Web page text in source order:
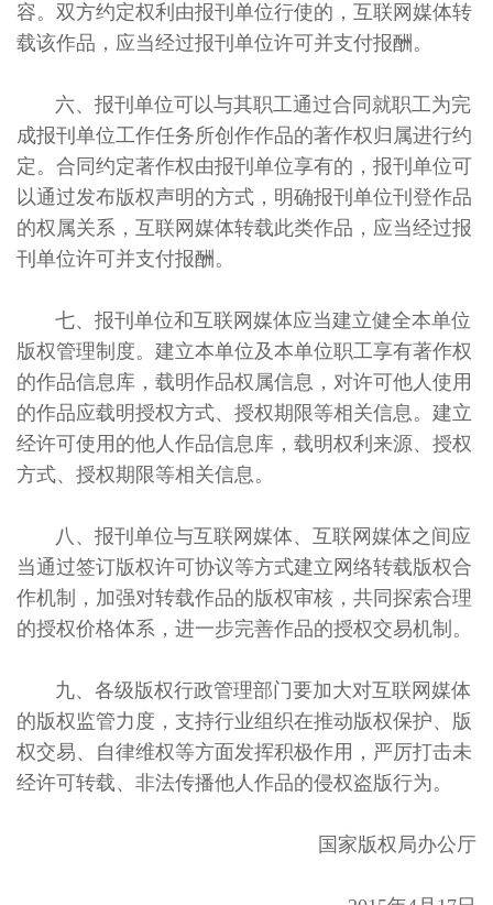
容。双方约定权利由报刊单位行使的，互联网媒体转
载该作品，应当经过报刊单位许可并支付报酬。
六、报刊单位可以与其职工通过合同就职工为完
成报刊单位工作任务所创作作品的著作权归属进行约
定。合同约定著作权由报刊单位享有的，报刊单位可
以通过发布版权声明的方式，明确报刊单位刊登作品
的权属关系，互联网媒体转载此类作品，应当经过报
刊单位许可并支付报酬。
七、报刊单位和互联网媒体应当建立健全本单位
版权管理制度。建立本单位及本单位职工享有著作权
的作品信息库，载明作品权属信息，对许可他人使用
的作品应载明授权方式、授权期限等相关信息。建立
经许可使用的他人作品信息库，载明权利来源、授权
方式、授权期限等相关信息。
八、报刊单位与互联网媒体、互联网媒体之间应
当通过签订版权许可协议等方式建立网络转载版权合
作机制，加强对转载作品的版权审核，共同探索合理
的授权价格体系，进一步完善作品的授权交易机制。
九、各级版权行政管理部门要加大对互联网媒体
的版权监管力度，支持行业组织在推动版权保护、版
权交易、自律维权等方面发挥积极作用，严厉打击未
经许可转载、非法传播他人作品的侵权盗版行为。
国家版权局办公厅